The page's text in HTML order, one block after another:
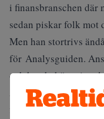
i finansbranschen där
sedan piskar folk mot
Men han stortrivs
för Analysguiden.
och han behöver inte
Är det då något som
finanskarriär? Ja, att